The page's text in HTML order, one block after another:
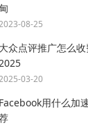
08-25
大众点评推广怎么
03-20
Facebook用什么加